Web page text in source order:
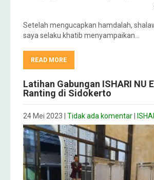
Setelah mengucapkan hamdalah,
saya selaku khatib menyampaikan…
READ MORE
Latihan Gabungan ISHARI NU
Ranting di Sidokerto
24 Mei 2023 Tidak ada komentar